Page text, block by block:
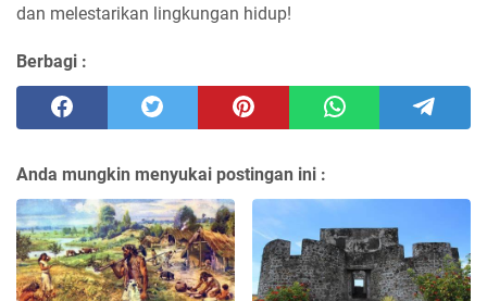
dan melestarikan lingkungan hidup!
Berbagi :
Anda mungkin menyukai postingan ini :